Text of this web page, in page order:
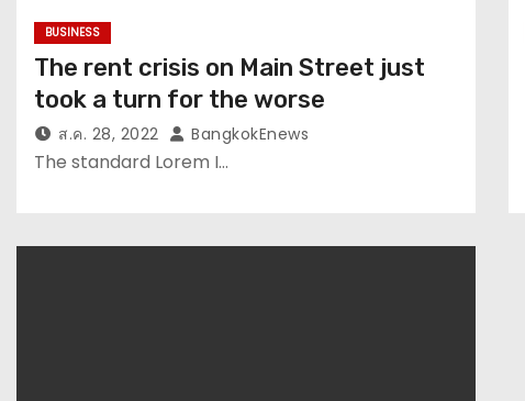
BUSINESS
The rent crisis on Main Street just
took a turn for the worse
ส.ค. 28, 2022 BangkokEnews
The standard Lorem I…